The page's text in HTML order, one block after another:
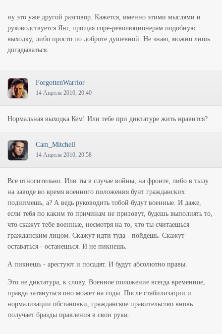
ну это уже другой разговор. Кажется, именно этими мыслями и
руководствуется Янг, прощая горе-революционерам подобную
выходку, либо просто по доброте душевной. Не знаю, можно лишь
догадываться.
ForgottenWarrior
14 Апреля 2010, 20:40
Нормальная выходка Кем! Или тебе при диктатуре жить нравится?
Cam_Mitchell
14 Апреля 2010, 20:58
Все относительно. Или ты в случае войны, на фронте, либо в тылу
на заводе во время военного положения бунт гражданских
поднимешь, а? А ведь руководить тобой будут военные. И даже,
если тебя по каким то причинам не призовут, будешь выполнять то,
что скажут тебе военные, несмотря на то, что ты считаешься
гражданским лицом. Скажут идти туда - пойдешь. Скажут
оставаться - останешься. И не пикнешь.
А пикнешь - арестуют и посадят. И будут абсолютно правы.
Это не диктатура, к слову. Военное положение всегда временное,
правда затянуться оно может на годы. После стабилизации и
нормализации обстановки, гражданское правительство вновь
получает бразды правления в свои руки.